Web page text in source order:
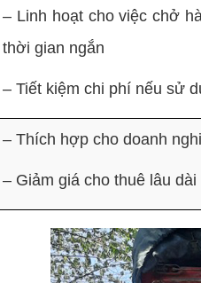
– Linh hoạt cho việc chở
thời gian ngắn
– Tiết kiệm chi phí nếu sử
– Thích hợp cho doanh
– Giảm giá cho thuê lâu dài